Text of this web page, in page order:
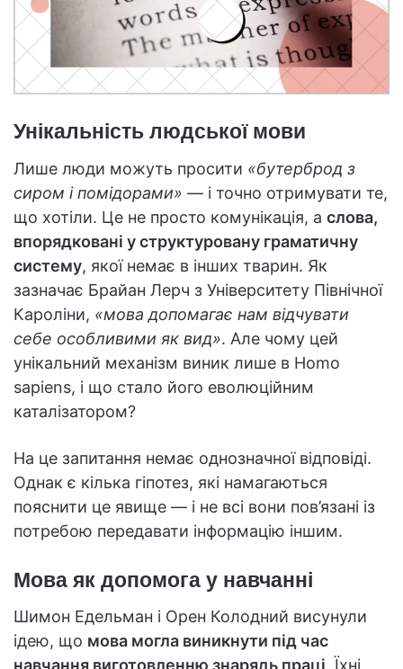
Унікальність людської мови
Лише люди можуть просити «бутерброд з
сиром і помідорами» — і точно отримувати те,
що хотіли. Це не просто комунікація, а слова,
впорядковані у структуровану граматичну
систему, якої немає в інших тварин. Як
зазначає Брайан Лерч з Університету Північної
Кароліни, «мова допомагає нам відчувати
себе особливими як вид». Але чому цей
унікальний механізм виник лише в Homo
sapiens, і що стало його еволюційним
каталізатором?
На це запитання немає однозначної відповіді.
Однак є кілька гіпотез, які намагаються
пояснити це явище — і не всі вони пов’язані із
потребою передавати інформацію іншим.
Мова як допомога у навчанні
Шимон Едельман і Орен Колодний висунули
ідею, що мова могла виникнути під час
навчання виготовленню знарядь праці. Їхні